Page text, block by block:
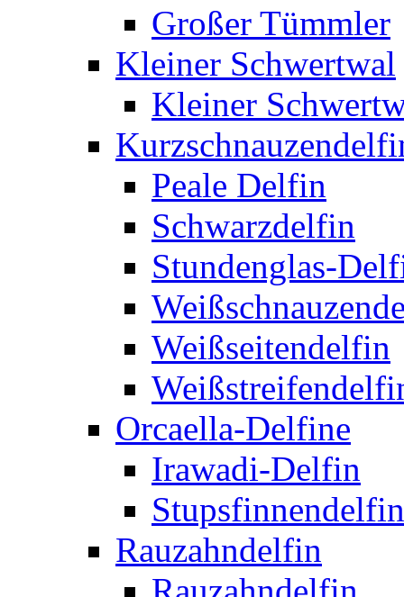
Großer Tümmler
Kleiner Schwertwal
Kleiner
Peale Delfin
Schwarzdelfin
Stundenglas-
Weißseitendelfin
Orcaella-Delfine
Irawadi-Delfin
Stupsfinnendelfin
Rauzahndelfin